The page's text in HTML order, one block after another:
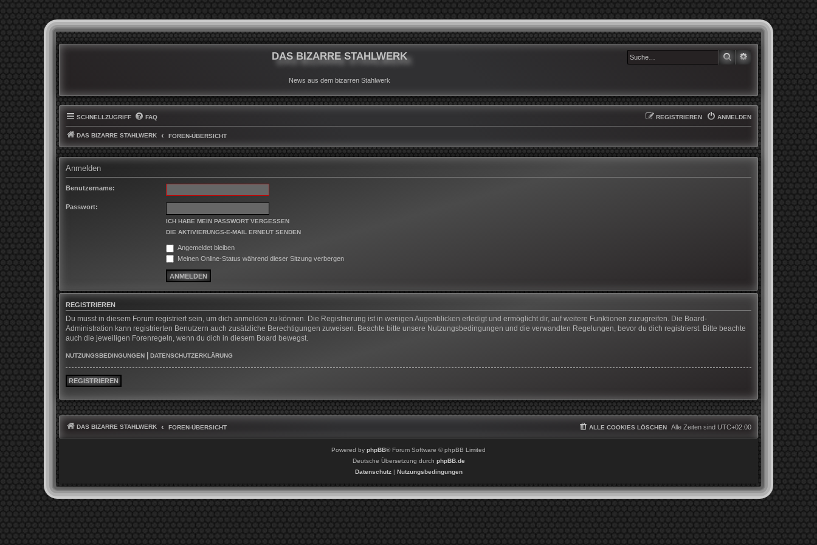
DAS BIZARRE STAHLWERK
News aus dem bizarren Stahlwerk
SUCHE
SCHNELLZUGRIFF FAQ ANMELDEN
REGISTRIEREN
DAS BIZARRE STAHLWERK FOREN-ÜBERSICHT
Anmelden
Benutzername:
Passwort:
ICH HABE MEIN PASSWORT VERGESSEN
DIE AKTIVIERUNGS-E-MAIL ERNEUT SENDEN
Angemeldet bleiben
Meinen Online-Status während dieser Sitzung verbergen
REGISTRIEREN
Du musst in diesem Forum registriert sein, um dich anmelden zu können. Die Registrierung ist in wenigen Augenblicken erledigt und ermöglicht dir, auf weitere Funktionen zuzugreifen. Die Board-
Administration kann registrierten Benutzern auch zusätzliche Berechtigungen zuweisen. Beachte bitte unsere Nutzungsbedingungen und die verwandten Regelungen, bevor du dich registrierst. Bitte beachte
auch die jeweiligen Forenregeln, wenn du dich in diesem Board bewegst.
NUTZUNGSBEDINGUNGEN DATENSCHUTZERKLÄRUNG
REGISTRIEREN
DAS BIZARRE STAHLWERK FOREN-ÜBERSICHT Alle Zeiten sind UTC+02:00
ALLE COOKIES LÖSCHEN
Powered by phpBB® Forum Software © phpBB Limited
Deutsche Übersetzung durch phpBB.de
Datenschutz| Nutzungsbedingungen